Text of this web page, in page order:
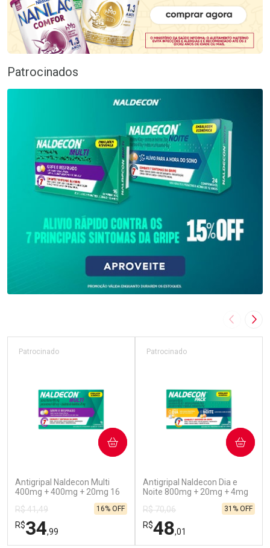
Patrocinados
Imagem
Antigripal Naldecon Multi
400mg + 400mg + 20mg 16
Patrocinado
R$ 41,49
R$34,99
16% OFF
COMPRAR
Antigripal Naldecon Dia e
Noite 800mg + 20mg + 4mg
Patrocinado
R$ 70,06
R$48,01
31% OFF
COMPRAR